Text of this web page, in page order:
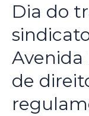
Dia do
Avenida
de